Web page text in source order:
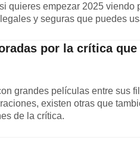
quieres empezar 2025 viendo
y seguras que puedes
por la crítica que
grandes películas entre sus
existen otras que
de la crítica.